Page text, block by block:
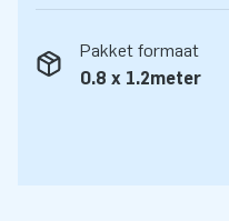
Pakket formaat
0.8 x 1.2meter